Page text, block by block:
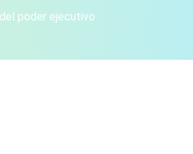
poder ejecutivo